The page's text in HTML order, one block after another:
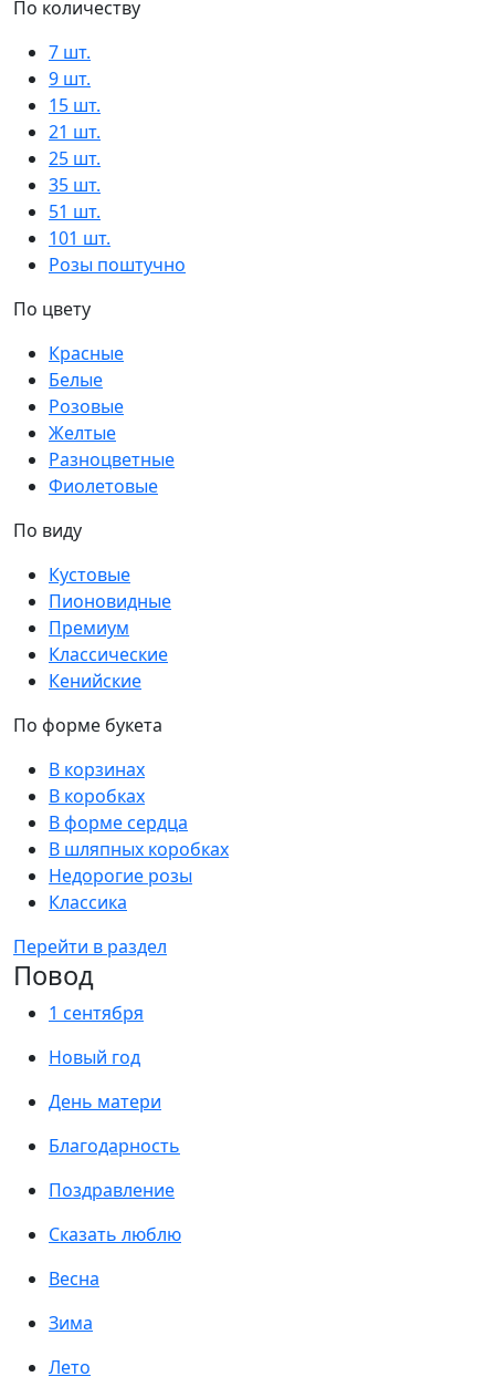
По количеству
7 шт.
9 шт.
15 шт.
21 шт.
25 шт.
35 шт.
51 шт.
101 шт.
Розы поштучно
По цвету
Красные
Белые
Розовые
Желтые
Разноцветные
Фиолетовые
По виду
Кустовые
Пионовидные
Премиум
Классические
Кенийские
По форме букета
В корзинах
В коробках
В форме сердца
В шляпных коробках
Недорогие розы
Классика
Перейти в раздел
Повод
1 сентября
Новый год
День матери
Благодарность
Поздравление
Сказать люблю
Весна
Зима
Лето